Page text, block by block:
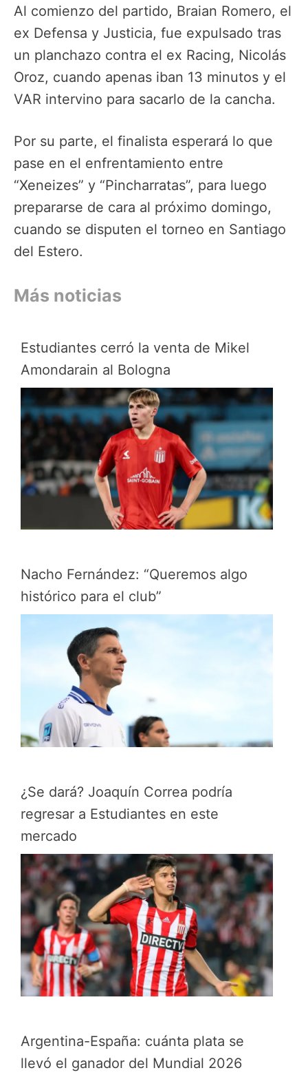
Al comienzo del partido, Braian Romero, el
ex Defensa y Justicia, fue expulsado tras
un planchazo contra el ex Racing, Nicolás
Oroz, cuando apenas iban 13 minutos y el
VAR intervino para sacarlo de la cancha.
Por su parte, el finalista esperará lo que
pase en el enfrentamiento entre
“Xeneizes” y “Pincharratas”, para luego
prepararse de cara al próximo domingo,
cuando se disputen el torneo en Santiago
del Estero.
Más noticias
Estudiantes cerró la venta de Mikel
Amondarain al Bologna
Nacho Fernández: “Queremos algo
histórico para el club”
¿Se dará? Joaquín Correa podría
regresar a Estudiantes en este
mercado
Argentina-España: cuánta plata se
llevó el ganador del Mundial 2026